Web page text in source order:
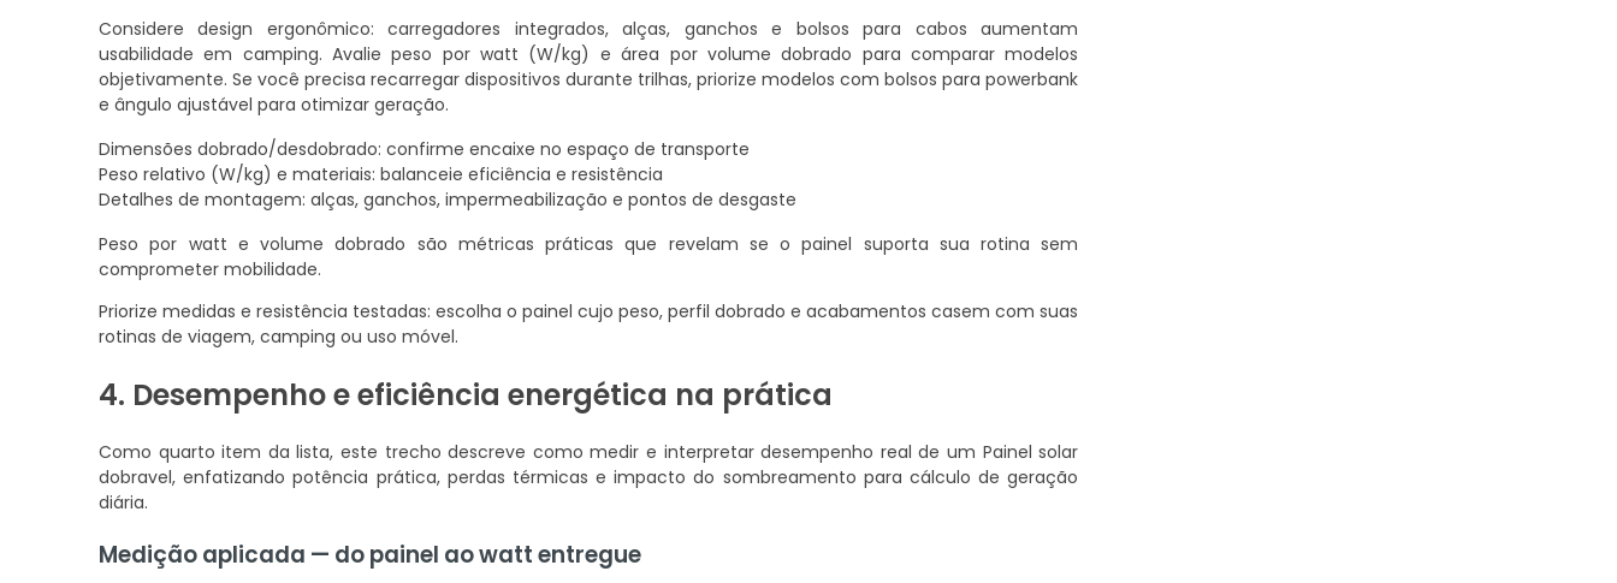
Considere design ergonômico: carregadores integrados, alças, ganchos e bolsos para cabos aumentam
usabilidade em camping. Avalie peso por watt (W/kg) e área por volume dobrado para comparar modelos
objetivamente. Se você precisa recarregar dispositivos durante trilhas, priorize modelos com bolsos para powerbank
e ângulo ajustável para otimizar geração.
Dimensões dobrado/desdobrado: confirme encaixe no espaço de transporte
Peso relativo (W/kg) e materiais: balanceie eficiência e resistência
Detalhes de montagem: alças, ganchos, impermeabilização e pontos de desgaste
Peso por watt e volume dobrado são métricas práticas que revelam se o painel suporta sua rotina sem
comprometer mobilidade.
Priorize medidas e resistência testadas: escolha o painel cujo peso, perfil dobrado e acabamentos casem com suas
rotinas de viagem, camping ou uso móvel.
4. Desempenho e eficiência energética na prática
Como quarto item da lista, este trecho descreve como medir e interpretar desempenho real de um Painel solar
dobravel, enfatizando potência prática, perdas térmicas e impacto do sombreamento para cálculo de geração
diária.
Medição aplicada — do painel ao watt entregue